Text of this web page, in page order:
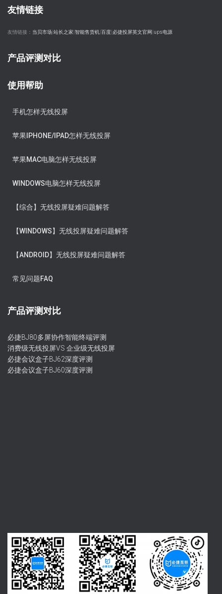
友情链接
友情链接： 当贝市场 站长之家 智能售货机 百度 必捷投屏英文官网 ups电源
产品评测对比
使用帮助
手机怎样无线投屏
苹果IPHONE/IPAD怎样无线投屏
苹果MAC电脑怎样无线投屏
WINDOWS电脑怎样无线投屏
【综合】无线投屏疑难问题解答
【WINDOWS】无线投屏疑难问题解答
【ANDROID】无线投屏疑难问题解答
常见问题FAQ
产品评测对比
必捷BJ80多屏协作智能终端评测
消费级无线投屏VS 企业级无线投屏
必捷会议盒子BJ62深度评测
必捷会议盒子BJ60深度评测